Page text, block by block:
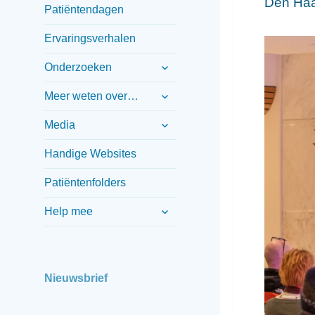
Patiëntendagen
Ervaringsverhalen
Onderzoeken
submenu
uitvouwen
Meer weten over…
submenu
uitvouwen
Media
submenu
uitvouwen
Handige Websites
Patiëntenfolders
Help mee
submenu
uitvouwen
Nieuwsbrief